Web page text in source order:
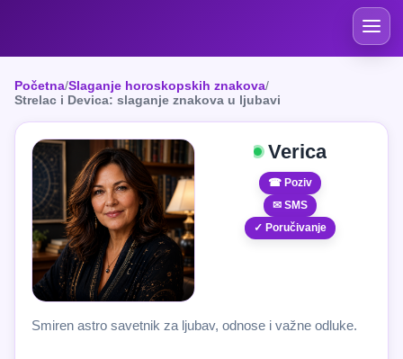
Početna/Slaganje horoskopskih znakova/
Strelac i Devica: slaganje znakova u ljubavi
Verica
☎ Poziv
✉ SMS
✓ Poručivanje
Smiren astro savetnik za ljubav, odnose i važne odluke.